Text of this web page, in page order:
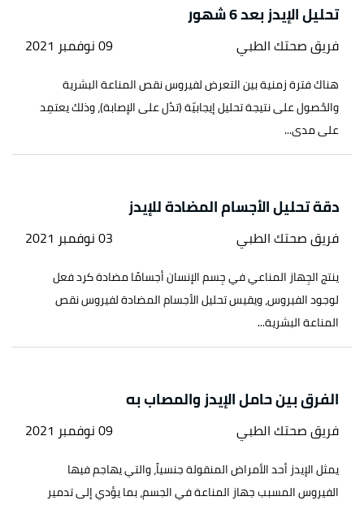
تحليل الإيدز بعد 6 شهور
فريق صحتك الطبي 09 نوفمبر 2021
هناك فترة زمنية بين التعرض لفيروس نقص المناعة البشرية
والحُصول على نتيجة تحليل إيجابيّة (تدُل على الإصابة)، وذلك يعتمِد
على مدى...
دقة تحليل الأجسام المضادة للإيدز
فريق صحتك الطبي 03 نوفمبر 2021
ينتج الجِهاز المناعي في جِسم الإنسان أجسامًا مضادة كرد فعل
لوجود الفيروس، ويقيس تحليل الأجسام المضادة لفيروس نقص
المناعة البشرية...
الفرق بين حامل الإيدز والمصاب به
فريق صحتك الطبي 09 نوفمبر 2021
يمثل الإيدز أحد الأمراض المنقولة جنسياً، والتي يهاجم فيها
الفيروس المسبب جهاز المناعة في الجسم، بما يؤدي إلى تدمير